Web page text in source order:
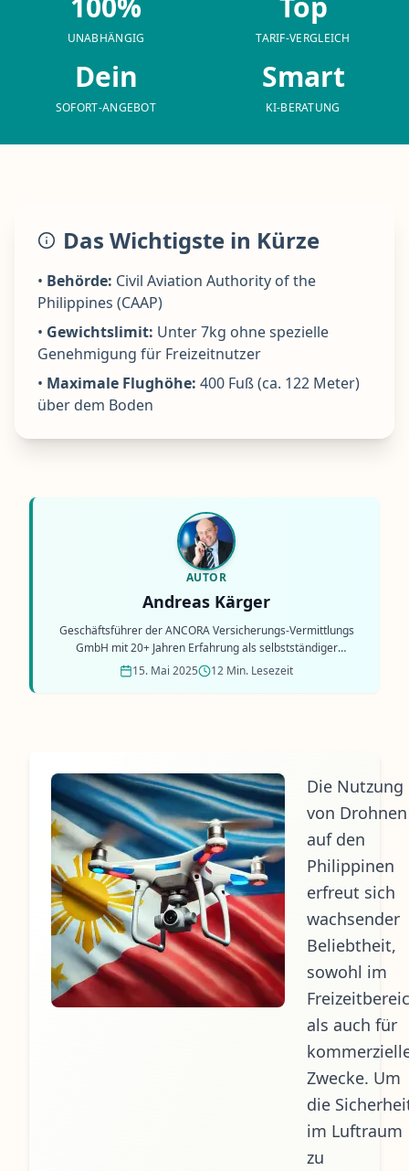
UNABHÄNGIG TARIF-VERGLEICH
Dein
SOFORT-ANGEBOT
Smart
KI-BERATUNG
Das Wichtigste in Kürze
• Behörde: Civil Aviation Authority of the
Philippines (CAAP)
• Gewichtslimit: Unter 7kg ohne spezielle
Genehmigung für Freizeitnutzer
• Maximale Flughöhe: 400 Fuß (ca. 122 Meter)
über dem Boden
AUTOR
Andreas Kärger
Geschäftsführer der ANCORA Versicherungs-Vermittlungs
GmbH mit 20+ Jahren Erfahrung als selbstständiger
Versicherungsmakler.
15. Mai 2025 12 Min. Lesezeit
Die Nutzung
von Drohnen
auf den
Philippinen
erfreut sich
wachsender
Beliebtheit,
sowohl im
als auch für
Zwecke. Um
die
im Luftraum
zu